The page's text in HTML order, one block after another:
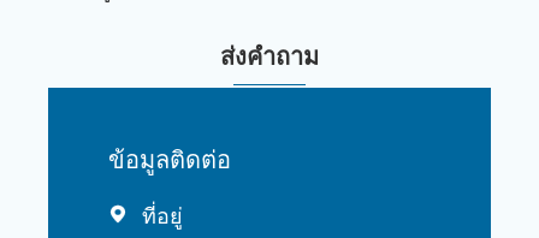
ส่งคำถาม
ข้อมูลติดต่อ
 ที่อยู่